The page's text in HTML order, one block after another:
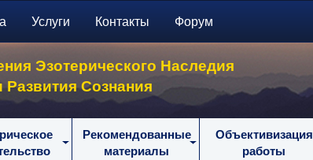
Услуги Контакты Форум
Эзотерического Наследия
Развития Сознания
Рекомендованные
материалы
Объективизация
работы